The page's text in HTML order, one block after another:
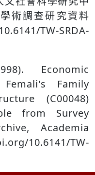
術調查研究資料
TW-SRDA-
Economic
Family
(C00048)
from Survey
Academia
10.6141/TW-